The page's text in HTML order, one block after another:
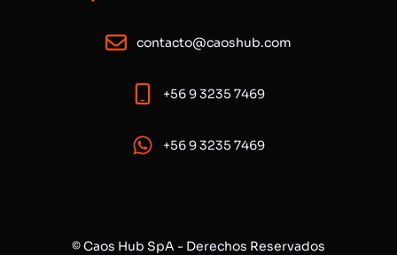
contacto@caoshub.com
+56 9 3235 7469
+56 9 3235 7469
© Caos Hub SpA - Derechos Reservados